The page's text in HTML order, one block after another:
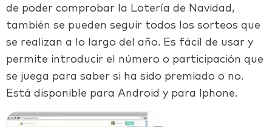
de poder comprobar la Lotería de Navidad,
también se pueden seguir todos los sorteos que
se realizan a lo largo del año. Es fácil de usar y
permite introducir el número o participación que
se juega para saber si ha sido premiado o no.
Está disponible para Android y para Iphone.